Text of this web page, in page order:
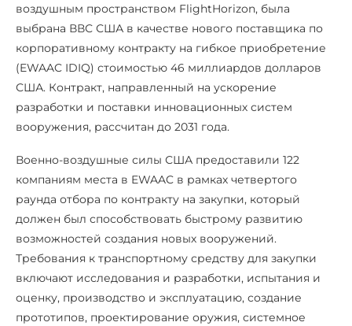
воздушным пространством FlightHorizon, была
выбрана ВВС США в качестве нового поставщика по
корпоративному контракту на гибкое приобретение
(EWAAC IDIQ) стоимостью 46 миллиардов долларов
США. Контракт, направленный на ускорение
разработки и поставки инновационных систем
вооружения, рассчитан до 2031 года.
Военно-воздушные силы США предоставили 122
компаниям места в EWAAC в рамках четвертого
раунда отбора по контракту на закупки, который
должен был способствовать быстрому развитию
возможностей создания новых вооружений.
Требования к транспортному средству для закупки
включают исследования и разработки, испытания и
оценку, производство и эксплуатацию, создание
прототипов, проектирование оружия, системное